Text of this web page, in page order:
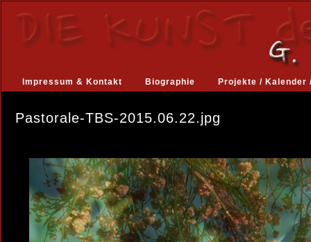
Impressum & Kontakt Biographie Projekte / Kalender
Pastorale-TBS-2015.06.22.jpg